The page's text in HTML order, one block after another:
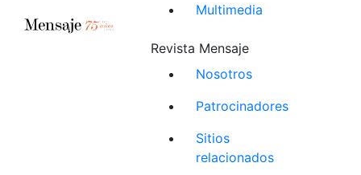
Multimedia
Revista Mensaje
Nosotros
Patrocinadores
Sitios
relacionados